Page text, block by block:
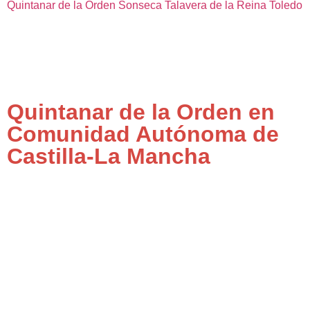
Quintanar de la Orden Sonseca Talavera de la Reina Toledo
Quintanar de la Orden en
Comunidad Autónoma de
Castilla-La Mancha